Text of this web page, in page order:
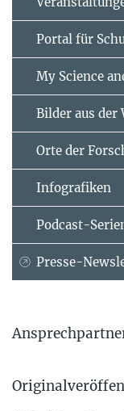
Portal für
My Science
Bilder aus der
Orte der
Infografiken
Podcast-
Presse-
Max-Planck-Institut